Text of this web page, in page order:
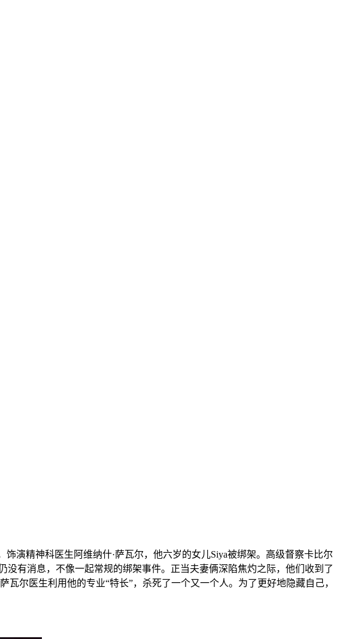
饰演精神科医生阿维纳什·萨瓦尔，他六岁的女儿Siya被绑架。高级督察卡比尔
有消息，不像一起常规的绑架事件。正当夫妻俩深陷焦灼之际，他们收到了
尔医生利用他的专业“特长”，杀死了一个又一个人。为了更好地隐藏自己，